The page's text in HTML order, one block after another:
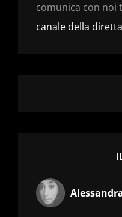
comunica con noi
canale della diretta